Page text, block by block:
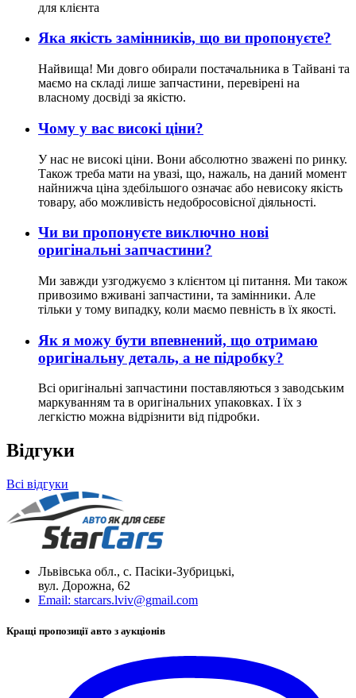
для клієнта
Яка якість замінників, що ви пропонуєте?
Найвища! Ми довго обирали постачальника в Тайвані та
маємо на складі лише запчастини, перевірені на
власному досвіді за якістю.
Чому у вас високі ціни?
У нас не високі ціни. Вони абсолютно зважені по ринку.
Також треба мати на увазі, що, нажаль, на даний момент
найнижча ціна здебільшого означає або невисоку якість
товару, або можливість недобросовісної діяльності.
Чи ви пропонуєте виключно нові
оригінальні запчастини?
Ми завжди узгоджуємо з клієнтом ці питання. Ми також
привозимо вживані запчастини, та замінники. Але
тільки у тому випадку, коли маємо певність в їх якості.
Як я можу бути впевнений, що отримаю
оригінальну деталь, а не підробку?
Всі оригінальні запчастини поставляються з заводським
маркуванням та в оригінальних упаковках. І їх з
легкістю можна відрізнити від підробки.
Відгуки
Всі відгуки
Львівська обл., с. Пасіки-Зубрицькі,
вул. Дорожна, 62
Email: starcars.lviv@gmail.com
Кращі пропозиції авто з аукціонів